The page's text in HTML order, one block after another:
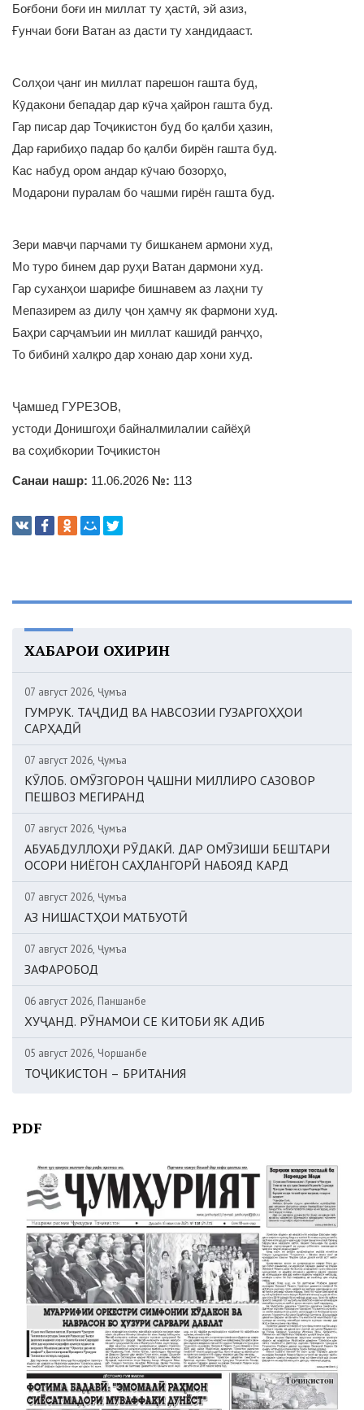
Боғбони боғи ин миллат ту ҳастӣ, эй азиз,
Ғунчаи боғи Ватан аз дасти ту хандидааст.
Солҳои ҷанг ин миллат парешон гашта буд,
Кӯдакони бепадар дар кӯча ҳайрон гашта буд.
Гар писар дар Тоҷикистон буд бо қалби ҳазин,
Дар ғарибиҳо падар бо қалби бирён гашта буд.
Кас набуд ором андар кӯчаю бозорҳо,
Модарони пуралам бо чашми гирён гашта буд.
Зери мавҷи парчами ту бишканем армони худ,
Мо туро бинем дар руҳи Ватан дармони худ.
Гар суханҳои шарифе бишнавем аз лаҳни ту
Мепазирем аз дилу ҷон ҳамчу як фармони худ.
Баҳри сарҷамъии ин миллат кашидӣ ранҷҳо,
То бибинӣ халқро дар хонаю дар хони худ.
Ҷамшед ГУРЕЗОВ,
устоди Донишгоҳи байналмилалии сайёҳӣ
ва соҳибкории Тоҷикистон
Санаи нашр: 11.06.2026 №: 113
ХАБАРҲОИ ОХИРИН
07 август 2026, Ҷумъа
ГУМРУК. ТАҶДИД ВА НАВСОЗИИ ГУЗАРГОҲҲОИ
САРҲАДӢ
07 август 2026, Ҷумъа
КӮЛОБ. ОМӮЗГОРОН ҶАШНИ МИЛЛИРО САЗОВОР
ПЕШВОЗ МЕГИРАНД
07 август 2026, Ҷумъа
АБУАБДУЛЛОҲИ РӮДАКӢ. ДАР ОМӮЗИШИ БЕШТАРИ
ОСОРИ НИЁГОН САҲЛАНГОРӢ НАБОЯД КАРД
07 август 2026, Ҷумъа
АЗ НИШАСТҲОИ МАТБУОТӢ
07 август 2026, Ҷумъа
ЗАФАРОБОД
06 август 2026, Панҷшанбе
ХУҶАНД. РӮНАМОИ СЕ КИТОБИ ЯК АДИБ
05 август 2026, Чоршанбе
ТОҶИКИСТОН – БРИТАНИЯ
PDF